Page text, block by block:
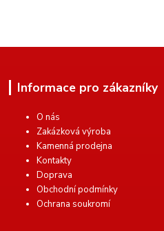
Informace pro zákazníky
O nás
Zakázková výroba
Kamenná prodejna
Kontakty
Doprava
Obchodní podmínky
Ochrana soukromí